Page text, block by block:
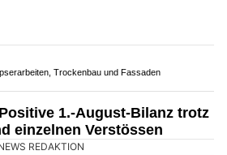
Energietechnik in der Schweiz